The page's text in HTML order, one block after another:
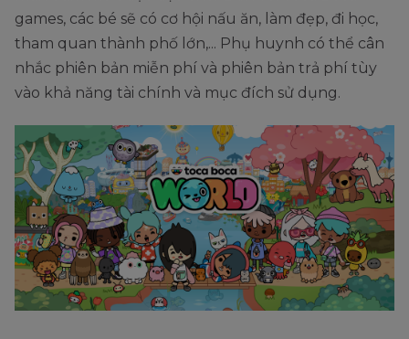
games, các bé sẽ có cơ hội nấu ăn, làm đẹp, đi học,
tham quan thành phố lớn,... Phụ huynh có thể cân
nhắc phiên bản miễn phí và phiên bản trả phí tùy
vào khả năng tài chính và mục đích sử dụng.